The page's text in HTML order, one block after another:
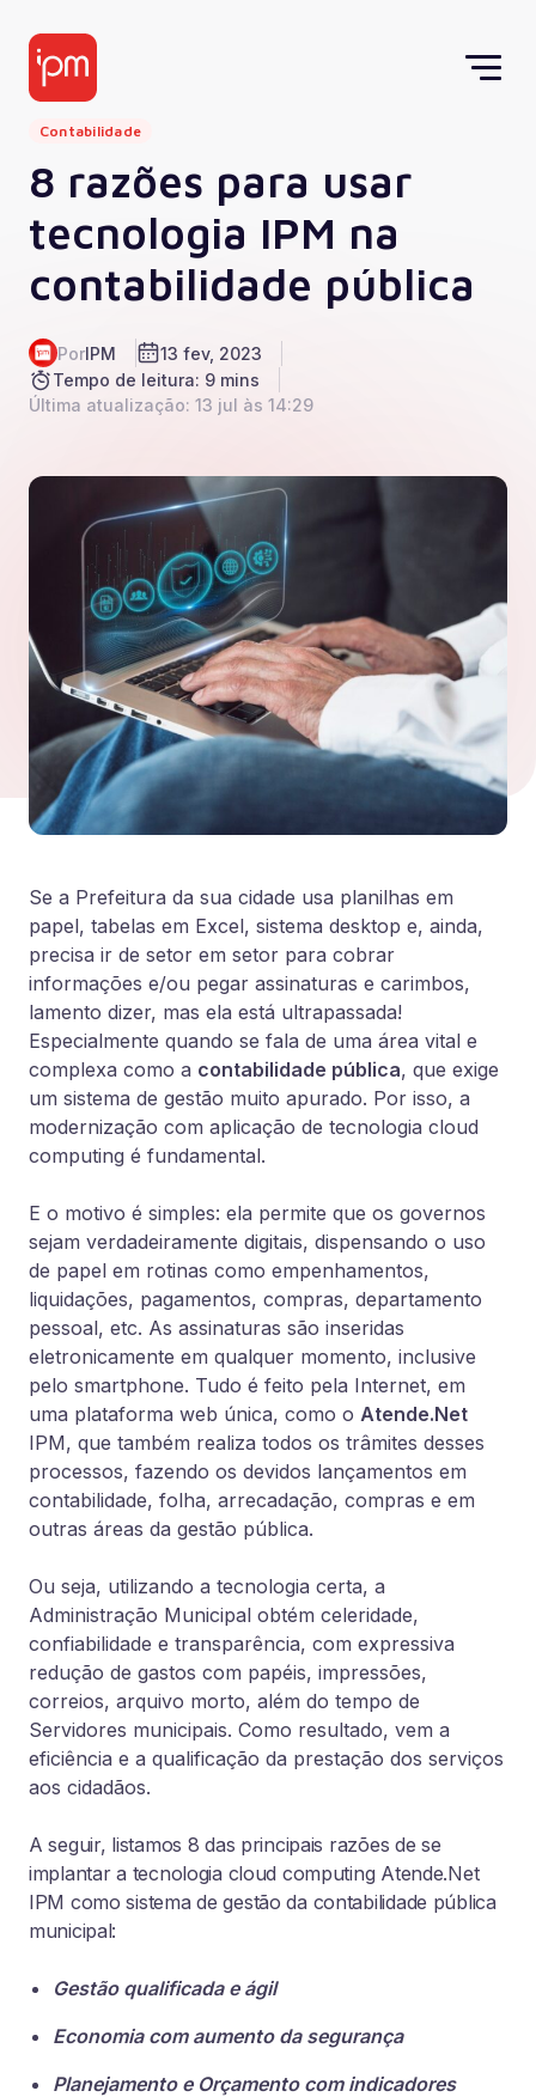
Contabilidade
8 razões para usar
tecnologia IPM na
contabilidade pública
PorIPM
13 fev, 2023
Tempo de leitura: 9 mins
Última atualização: 13 jul às 14:29
Se a Prefeitura da sua cidade usa planilhas em
papel, tabelas em Excel, sistema desktop e, ainda,
precisa ir de setor em setor para cobrar
informações e/ou pegar assinaturas e carimbos,
lamento dizer, mas ela está ultrapassada!
Especialmente quando se fala de uma área vital e
complexa como a contabilidade pública, que exige
um sistema de gestão muito apurado. Por isso, a
modernização com aplicação de tecnologia cloud
computing é fundamental.
E o motivo é simples: ela permite que os governos
sejam verdadeiramente digitais, dispensando o uso
de papel em rotinas como empenhamentos,
liquidações, pagamentos, compras, departamento
pessoal, etc. As assinaturas são inseridas
eletronicamente em qualquer momento, inclusive
pelo smartphone. Tudo é feito pela Internet, em
uma plataforma web única, como o Atende.Net
IPM, que também realiza todos os trâmites desses
processos, fazendo os devidos lançamentos em
contabilidade, folha, arrecadação, compras e em
outras áreas da gestão pública.
Ou seja, utilizando a tecnologia certa, a
Administração Municipal obtém celeridade,
confiabilidade e transparência, com expressiva
redução de gastos com papéis, impressões,
correios, arquivo morto, além do tempo de
Servidores municipais. Como resultado, vem a
eficiência e a qualificação da prestação dos serviços
aos cidadãos.
A seguir, listamos 8 das principais razões de se
implantar a tecnologia cloud computing Atende.Net
IPM como sistema de gestão da contabilidade pública
municipal:
Gestão qualificada e ágil
Economia com aumento da segurança
Planejamento e Orçamento com indicadores